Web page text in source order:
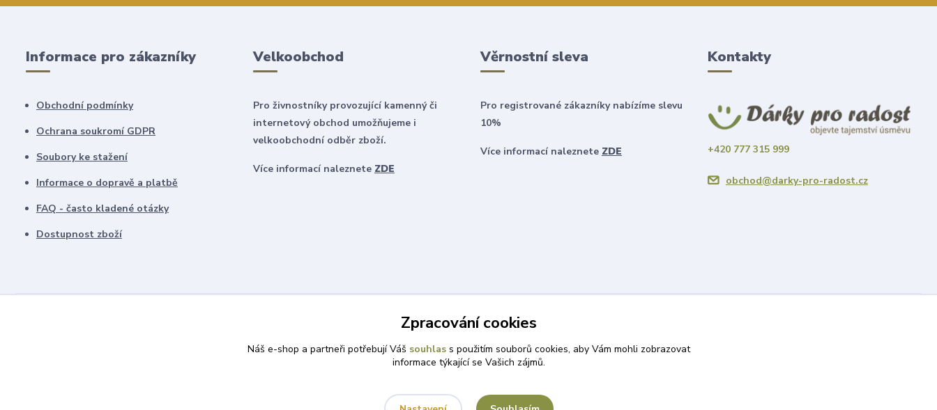
Informace pro zákazníky
Obchodní podmínky
Ochrana soukromí GDPR
Soubory ke stažení
Informace o dopravě a platbě
FAQ - často kladené otázky
Dostupnost zboží
Velkoobchod
Pro živnostníky provozující kamenný či
internetový obchod umožňujeme i
velkoobchodní odběr zboží.
Více informací naleznete ZDE
Věrnostní sleva
Pro registrované zákazníky nabízíme slevu
10%
Více informací naleznete ZDE
Kontakty
+420 777 315 999
obchod@darky-pro-radost.cz
Zpracování cookies
Náš e-shop a partneři potřebují Váš souhlass použitím souborů cookies, aby Vám mohli zobrazovat
informace týkající se Vašich zájmů.